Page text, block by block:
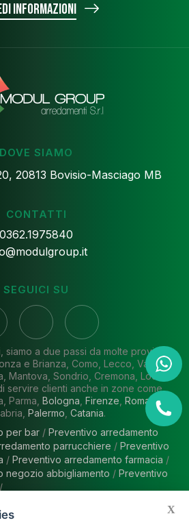
informazioni
DOVE SIAMO
20813 Bovisio-Masciago MB
CONTATTI
0362.1975840
SEGUICI SU
siamo a due passi da molte province
e Brianza, Como, Lecco, Varese,
Mantova, Sondrio, Cremona, Lodi.
servire clienti anche in zone come
Parma, Bologna Firenze Roma
Palermo Catania.
per bar / Preventivo arredamento
parrucchiere / Preventivo
/ Preventivo arredamento farmacia /
negozio abbigliamento / Preventivo
/
X